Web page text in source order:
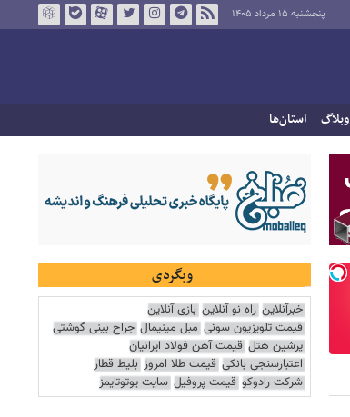
پنجشنبه ۱۵ مرداد ۱۴۰۵
وبلاگ استان‌ها
وبگردی
خبرآنلاین راه نو آنلاین بازی آنلاین
قیمت تلویزیون سونی مبل مینیمال جراح بینی گوشتی
پرشین هتل قیمت آهن فولاد ایرانیان
اعتبارسنجی بانکی قیمت طلا امروز بلیط قطار
شرکت رادوکو قیمت پروفیل سایت یوتوتایمز